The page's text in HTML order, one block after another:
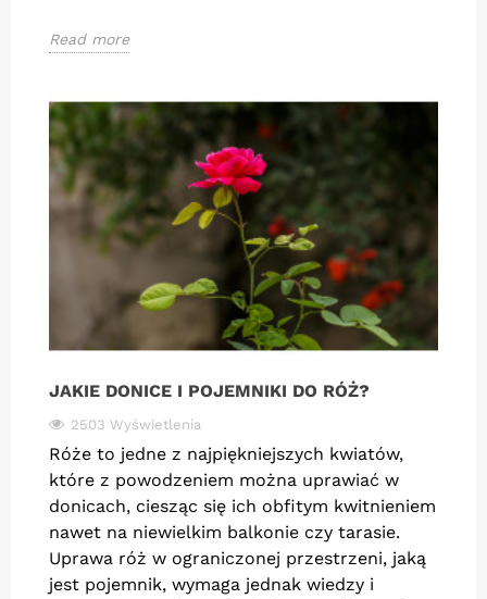
Read more
JAKIE DONICE I POJEMNIKI DO RÓŻ?
2503 Wyświetlenia
Róże to jedne z najpiękniejszych kwiatów,
które z powodzeniem można uprawiać w
donicach, ciesząc się ich obfitym kwitnieniem
nawet na niewielkim balkonie czy tarasie.
Uprawa róż w ograniczonej przestrzeni, jaką
jest pojemnik, wymaga jednak wiedzy i